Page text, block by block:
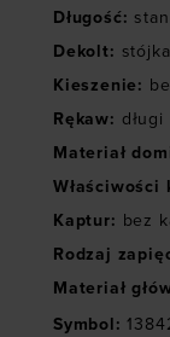
Długość:
Dekolt: stójka
Kieszenie:
Rękaw: długi
Materiał
Właściwości
Kaptur: bez
Rodzaj
Materiał
Symbol: